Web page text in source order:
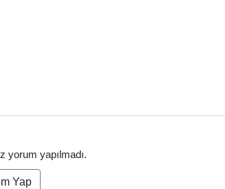
yorum yapılmadı.
Yap